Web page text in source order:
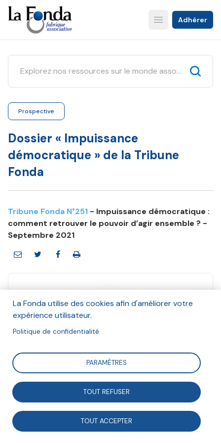
Aller
au
contenu
principal
Open main menu
Adhérer
Prospective
Dossier « Impuissance
démocratique » de la Tribune
Fonda
Tribune Fonda N°251 - Impuissance démocratique :
comment retrouver le pouvoir d’agir ensemble ? -
Septembre 2021
La Fonda
Et Anna Maheu, Bastien Engelbach
Suivre
La Tribune Fonda n°251 cherche à comprendre les
racines et manifestations de notre impuissance
La Fonda utilise des cookies afin d'améliorer votre
expérience utilisateur.
Politique de confidentialité
PARAMÈTRES
TOUT REFUSER
TOUT ACCEPTER